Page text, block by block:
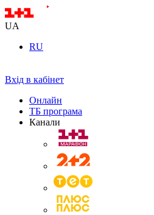
UA
RU
Вхід в кабінет
Онлайн
ТБ програма
Канали